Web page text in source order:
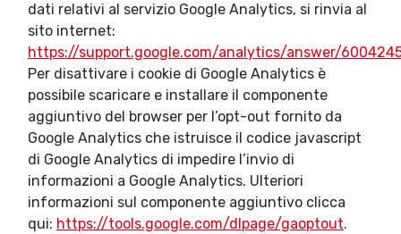
dati relativi al servizio Google Analytics, si rinvia al
sito internet:
https://support.google.com/analytics/answer/
Per disattivare i cookie di Google Analytics è
possibile scaricare e installare il componente
aggiuntivo del browser per l’opt-out fornito da
Google Analytics che istruisce il codice javascript
di Google Analytics di impedire l’invio di
informazioni a Google Analytics. Ulteriori
informazioni sul componente aggiuntivo clicca
qui: https://tools.google.com/dlpage/gaoptout.